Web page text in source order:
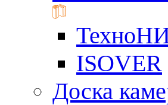
ISOVER
Доска